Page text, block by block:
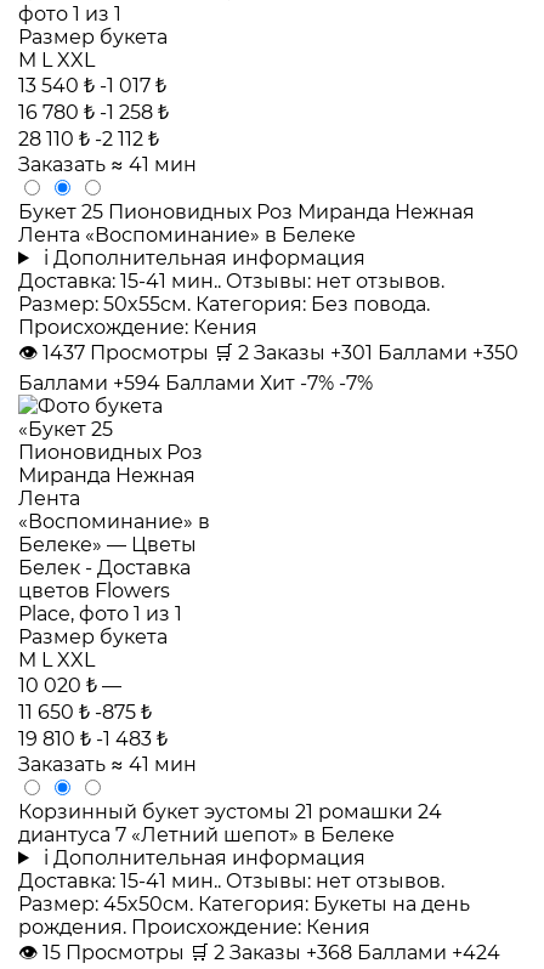
Размер букета
M L XXL
13 540 ₺ -1 017 ₺
16 780 ₺ -1 258 ₺
28 110 ₺ -2 112 ₺
Заказать ≈ 41 мин
Букет 25 Пионовидных Роз Миранда Нежная
Лента «Воспоминание» в Белеке
i Дополнительная информация
Доставка: 15-41 мин.. Отзывы: нет отзывов.
Размер: 50x55см. Категория: Без повода.
Происхождение: Кения
👁 1437 Просмотры 🛒 2 Заказы +301 Баллами +350
Баллами +594 Баллами Хит -7% -7%
Размер букета
M L XXL
10 020 ₺ —
11 650 ₺ -875 ₺
19 810 ₺ -1 483 ₺
Заказать ≈ 41 мин
Корзинный букет эустомы 21 ромашки 24
диантуса 7 «Летний шепот» в Белеке
i Дополнительная информация
Доставка: 15-41 мин.. Отзывы: нет отзывов.
Размер: 45x50см. Категория: Букеты на день
рождения. Происхождение: Кения
👁 15 Просмотры 🛒 2 Заказы +368 Баллами +424